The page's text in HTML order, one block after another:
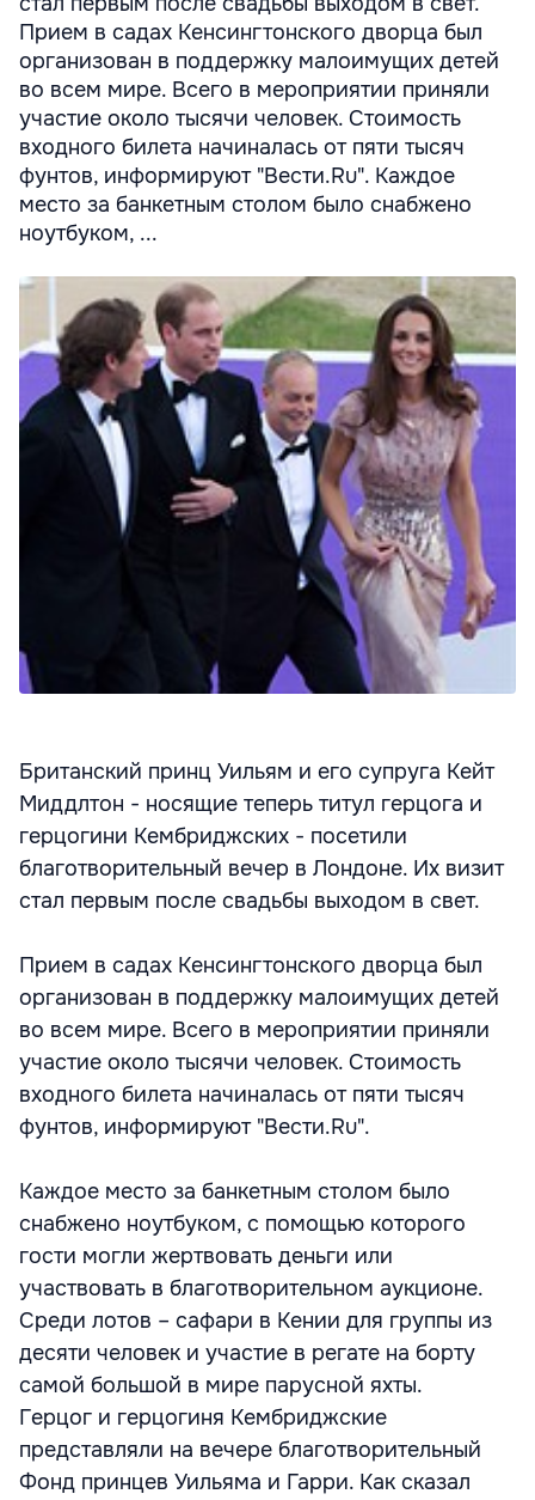
Прием в садах Кенсингтонского дворца был
организован в поддержку малоимущих детей
во всем мире. Всего в мероприятии приняли
участие около тысячи человек. Стоимость
входного билета начиналась от пяти тысяч
фунтов, информируют "Вести.Ru". Каждое
место за банкетным столом было снабжено
ноутбуком, ...
Британский принц Уильям и его супруга Кейт
Миддлтон - носящие теперь титул герцога и
герцогини Кембриджских - посетили
благотворительный вечер в Лондоне. Их визит
стал первым после свадьбы выходом в свет.
Прием в садах Кенсингтонского дворца был
организован в поддержку малоимущих детей
во всем мире. Всего в мероприятии приняли
участие около тысячи человек. Стоимость
входного билета начиналась от пяти тысяч
фунтов, информируют "Вести.Ru".
Каждое место за банкетным столом было
снабжено ноутбуком, с помощью которого
гости могли жертвовать деньги или
участвовать в благотворительном аукционе.
Среди лотов – сафари в Кении для группы из
десяти человек и участие в регате на борту
самой большой в мире парусной яхты.
Герцог и герцогиня Кембриджские
представляли на вечере благотворительный
Фонд принцев Уильяма и Гарри. Как сказал